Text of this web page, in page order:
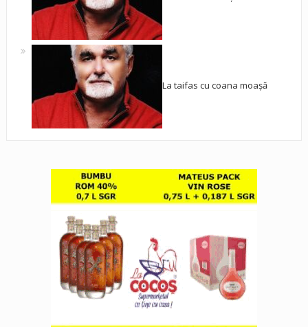
La taifas cu coana moașă